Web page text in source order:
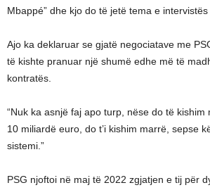
Mbappé” dhe kjo do të jetë tema e intervistës
Ajo ka deklaruar se gjatë negociatave me
të kishte pranuar një shumë edhe më të
kontratës.
“Nuk ka asnjë faj apo turp, nëse do të
10 miliardë euro, do t’i kishim marrë, sepse
sistemi.”
PSG njoftoi në maj të 2022 zgjatjen e tij për